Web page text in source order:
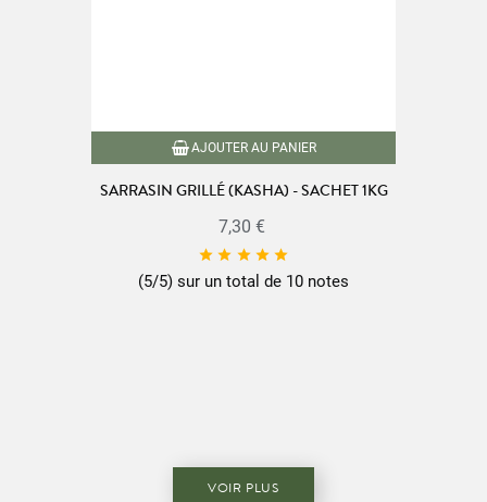
AJOUTER AU PANIER
SARRASIN GRILLÉ (KASHA) - SACHET 1KG
7,30 €
    
(5/5) sur un total de 10 notes
VOIR PLUS